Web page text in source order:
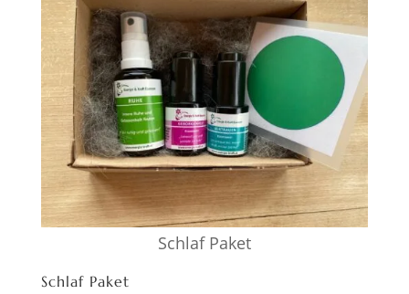
Schlaf Paket
Schlaf Paket